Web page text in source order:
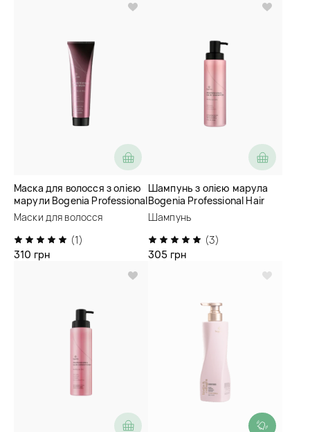
Маска для волосся з олією
марули Bogenia Professional
Hair Mask Marula Oil
Маски для волосся
(1)
310 грн
Шампунь з олією марула
Bogenia Professional Hair
Shampoo Marula Oil
Шампунь
(3)
305 грн